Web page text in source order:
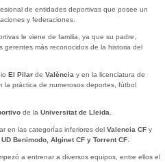
de entidades deportivas que posee un
y federaciones.
le viene de familia, ya que su padre,
gerentes más reconocidos de la historia del
El Pilarde València y en la licenciatura de
la práctica de numerosos deportes, fútbol
de la Universitat de Lleida
en las categorías inferiores del Valencia CFy
UD Benimodo, Alginet CF y Torrent CF.
a entrenar a diversos equipos, entre ellos el